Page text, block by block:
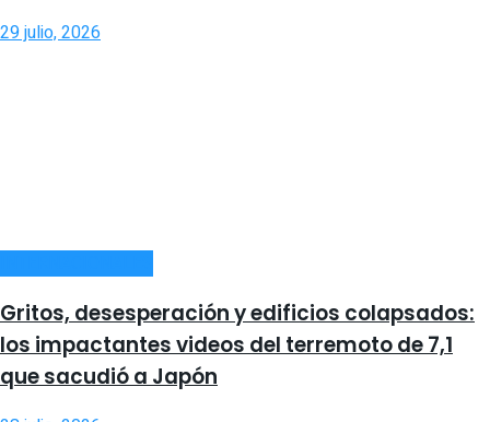
29 julio, 2026
Gritos, desesperación y edificios colapsados:
los impactantes videos del terremoto de 7,1
que sacudió a Japón